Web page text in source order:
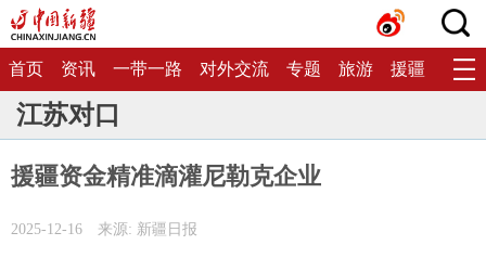
首页 资讯 一带一路 对外交流 专题 旅游 援疆 生态
江苏对口
援疆资金精准滴灌尼勒克企业
2025-12-16 来源: 新疆日报